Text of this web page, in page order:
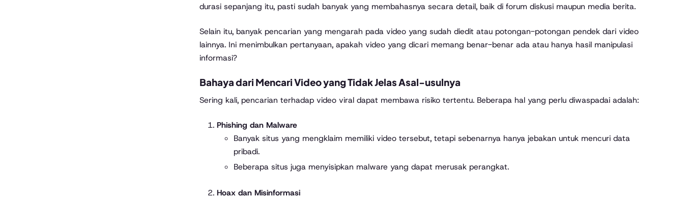
durasi sepanjang itu, pasti sudah banyak yang membahasnya secara detail, baik di forum diskusi maupun media berita.
Selain itu, banyak pencarian yang mengarah pada video yang sudah diedit atau potongan-potongan pendek dari video
lainnya. Ini menimbulkan pertanyaan, apakah video yang dicari memang benar-benar ada atau hanya hasil manipulasi
informasi?
Bahaya dari Mencari Video yang Tidak Jelas Asal-usulnya
Sering kali, pencarian terhadap video viral dapat membawa risiko tertentu. Beberapa hal yang perlu diwaspadai adalah:
Phishing dan Malware
Banyak situs yang mengklaim memiliki video tersebut, tetapi sebenarnya hanya jebakan untuk mencuri data
pribadi.
Beberapa situs juga menyisipkan malware yang dapat merusak perangkat.
Hoax dan Misinformasi